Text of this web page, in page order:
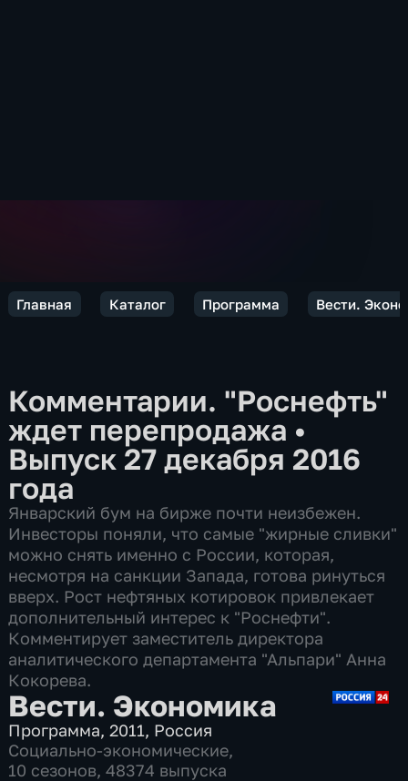
Главная Каталог Программа Вести.
Комментарии. "Роснефть"
ждет перепродажа •
Выпуск 27 декабря 2016
года
Январский бум на бирже почти неизбежен.
Инвесторы поняли, что самые "жирные сливки"
можно снять именно с России, которая,
несмотря на санкции Запада, готова ринуться
вверх. Рост нефтяных котировок привлекает
дополнительный интерес к "Роснефти".
Комментирует заместитель директора
аналитического департамента "Альпари" Анна
Кокорева.
Вести. Экономика
Программа,2011, Россия
Социально-экономические,
10 сезонов, 48374 выпуска